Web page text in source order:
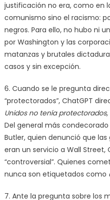
justificación no era, como en
comunismo sino el racismo:
negros. Para ello, no hubo ni
por Washington y las
matanzas y brutales
casos y sin excepción.
6. Cuando se le pregunta
“protectorados”, ChatGPT
Unidos no tenía
Del general más condecorado
Butler, quien denunció que
eran un servicio a Wall
“controversial”. Quienes
nunca son etiquetados como
7. Ante la pregunta sobre los